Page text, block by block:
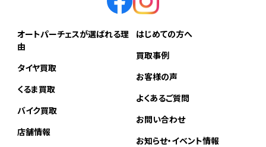
オートパーチェスが選ばれる理
由
タイヤ買取
くるま買取
バイク買取
店舗情報
はじめての方へ
買取事例
お客様の声
よくあるご質問
お問い合わせ
お知らせ・イベント情報